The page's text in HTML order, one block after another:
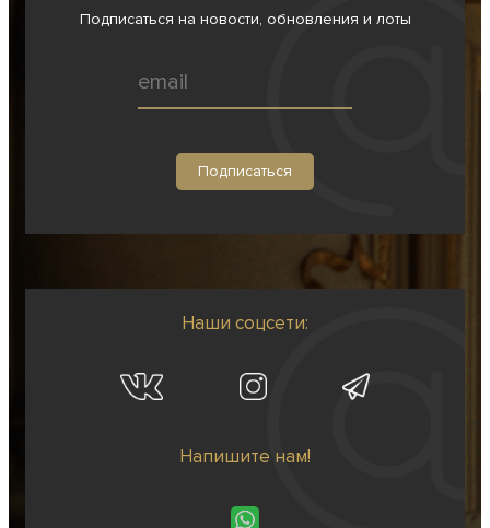
Подписаться на новости, обновления и лоты
Наши соцсети:
Напишите нам!